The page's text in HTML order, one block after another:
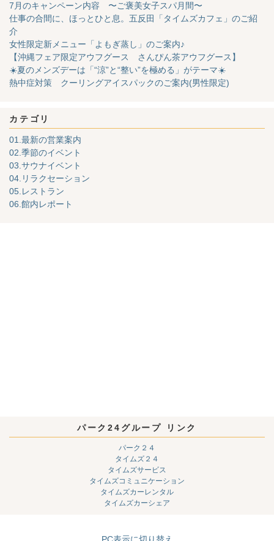
7月のキャンペーン内容 〜ご褒美女子スパ月間〜
仕事の合間に、ほっとひと息。五反田「タイムズカフェ」のご紹
介
女性限定新メニュー「よもぎ蒸し」のご案内♪
【沖縄フェア限定アウフグース さんぴん茶アウフグース】
☀️夏のメンズデーは「“涼”と“整い”を極める」がテーマ☀️
熱中症対策 クーリングアイスパックのご案内(男性限定)
カテゴリ
01.最新の営業案内
02.季節のイベント
03.サウナイベント
04.リラクセーション
05.レストラン
06.館内レポート
パーク24グループ リンク
パーク２４
タイムズ２４
タイムズサービス
タイムズコミュニケーション
タイムズカーレンタル
タイムズカーシェア